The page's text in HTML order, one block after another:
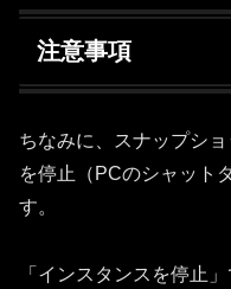
注意事項
ちなみに、スナップシ
を停止（PCのシャット
す。
「インスタンスを停止」